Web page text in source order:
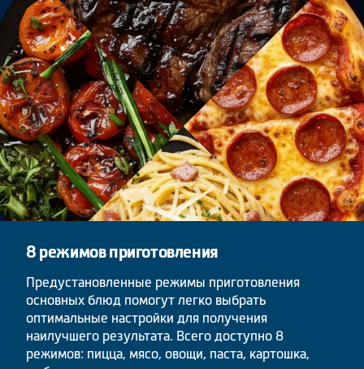
8 режимов приготовления
Предустановленные режимы приготовления
основных блюд помогут легко выбрать
оптимальные настройки для получения
наилучшего результата. Всего доступно 8
режимов: пицца, мясо, овощи, паста, картошка,